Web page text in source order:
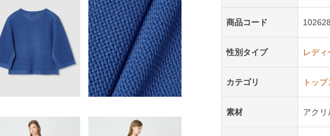
商品コード
性別タイプ レディ
カテゴリ トップ
素材 アクリ